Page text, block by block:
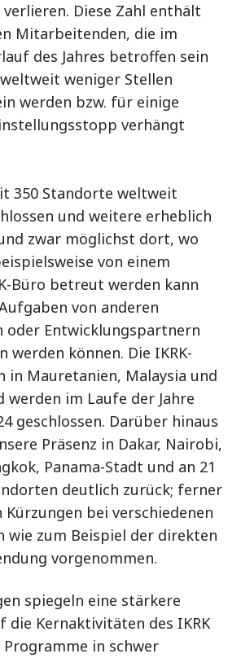
Diese Zahl enthält
Mitarbeitenden, die im
des Jahres betroffen sein
weniger Stellen
werden bzw. für einige
verhängt
350 Standorte weltweit
und weitere erheblich
zwar möglichst dort, wo
von einem
Büro betreut werden kann
von anderen
oder Entwicklungspartnern
werden können. Die IKRK-
in Mauretanien, Malaysia und
werden im Laufe der Jahre
geschlossen. Darüber hinaus
Präsenz in Dakar, Nairobi,
Panama-Stadt und an 21
deutlich zurück; ferner
Kürzungen bei verschiedenen
wie zum Beispiel der direkten
vorgenommen.
spiegeln eine stärkere
die Kernaktivitäten des IKRK
in schwer